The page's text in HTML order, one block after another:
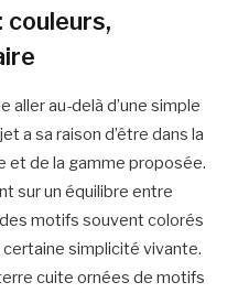
couleurs,
aller au-delà d’une simple
a sa raison d’être dans la
et de la gamme proposée.
sur un équilibre entre
motifs souvent colorés
simplicité vivante.
cuite ornées de motifs